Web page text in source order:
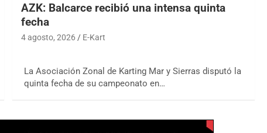
AZK: Balcarce recibió una intensa quinta
fecha
4 agosto, 2026 E-Kart
La Asociación Zonal de Karting Mar y Sierras disputó la
quinta fecha de su campeonato en…